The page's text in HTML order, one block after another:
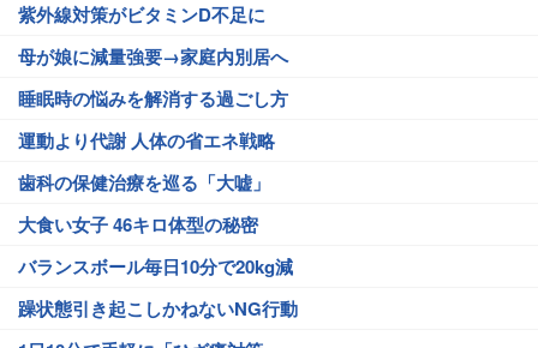
紫外線対策がビタミンD不足に
母が娘に減量強要→家庭内別居へ
睡眠時の悩みを解消する過ごし方
運動より代謝 人体の省エネ戦略
歯科の保健治療を巡る「大嘘」
大食い女子 46キロ体型の秘密
バランスボール毎日10分で20kg減
躁状態引き起こしかねないNG行動